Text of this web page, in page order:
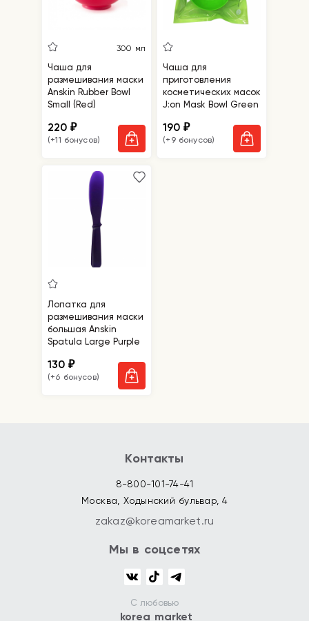
300 мл
Чаша для
размешивания маски
Anskin Rubber Bowl
Small (Red)
220₽
(+11 бонусов)
Чаша для
приготовления
косметических масок
J:on Mask Bowl Green
190₽
(+9 бонусов)
Лопатка для
размешивания маски
большая Anskin
Spatula Large Purple
130₽
(+6 бонусов)
Контакты
8-800-101-74-41
Москва, Ходынский бульвар, 4
zakaz@koreamarket.ru
Мы в соцсетях
С любовью
korea market